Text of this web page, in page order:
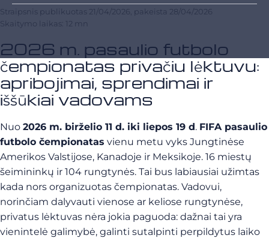
Straipsnis publikuotas 21/04/2026 , pakeista 28/04/2026
Skaitymo laikas: 12 mn
2026 m. pasaulio futbolo
čempionatas privačiu lėktuvu:
apribojimai, sprendimai ir
iššūkiai vadovams
Nuo 2026 m. birželio 11 d. iki liepos 19 d. FIFA pasaulio
futbolo čempionatas vienu metu vyks Jungtinėse
Amerikos Valstijose, Kanadoje ir Meksikoje. 16 miestų
šeimininkų ir 104 rungtynės. Tai bus labiausiai užimtas
kada nors organizuotas čempionatas. Vadovui,
norinčiam dalyvauti vienose ar keliose rungtynėse,
privatus lėktuvas nėra jokia paguoda: dažnai tai yra
vienintelė galimybė, galinti sutalpinti perpildytus laiko